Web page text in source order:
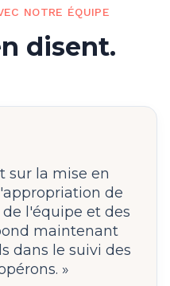
NOTRE ÉQUIPE
disent.
sur la mise en
de
l'équipe et des
maintenant
dans le suivi des
»